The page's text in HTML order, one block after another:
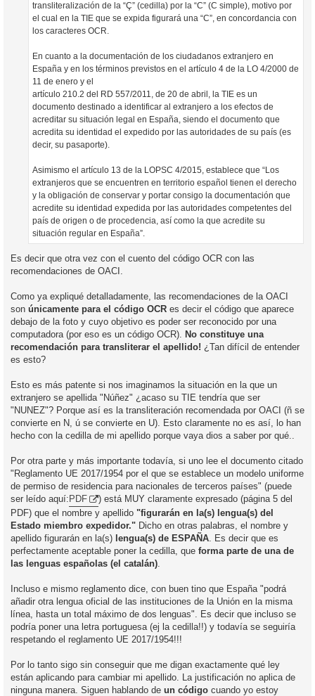
transliteralización de la “Ç” (cedilla) por la “C” (C simple), motivo por
el cual en la TIE que se expida figurará una “C”, en concordancia con
los caracteres OCR.
En cuanto a la documentación de los ciudadanos extranjero en
España y en los términos previstos en el artículo 4 de la LO 4/2000 de
11 de enero y el
artículo 210.2 del RD 557/2011, de 20 de abril, la TIE es un
documento destinado a identificar al extranjero a los efectos de
acreditar su situación legal en España, siendo el documento que
acredita su identidad el expedido por las autoridades de su país (es
decir, su pasaporte).
Asimismo el artículo 13 de la LOPSC 4/2015, establece que “Los
extranjeros que se encuentren en territorio español tienen el derecho
y la obligación de conservar y portar consigo la documentación que
acredite su identidad expedida por las autoridades competentes del
país de origen o de procedencia, así como la que acredite su
situación regular en España”.
Es decir que otra vez con el cuento del código OCR con las
recomendaciones de OACI.
Como ya expliqué detalladamente, las recomendaciones de la OACI
son únicamente para el código OCR es decir el código que aparece
debajo de la foto y cuyo objetivo es poder ser reconocido por una
computadora (por eso es un código OCR). No constituye una
recomendación para transliterar el apellido! ¿Tan difícil de entender
es esto?
Esto es más patente si nos imaginamos la situación en la que un
extranjero se apellida "Núñez" ¿acaso su TIE tendría que ser
"NUNEZ"? Porque así es la transliteración recomendada por OACI (ñ se
convierte en N, ú se convierte en U). Esto claramente no es así, lo han
hecho con la cedilla de mi apellido porque vaya dios a saber por qué..
Por otra parte y más importante todavía, si uno lee el documento citado
"Reglamento UE 2017/1954 por el que se establece un modelo uniforme
de permiso de residencia para nacionales de terceros países" (puede
ser leído aquí: PDF
) está MUY claramente expresado (página 5 del
PDF) que el nombre y apellido "figurarán en la(s) lengua(s) del
Estado miembro expedidor." Dicho en otras palabras, el nombre y
apellido figurarán en la(s) lengua(s) de ESPAÑA . Es decir que es
perfectamente aceptable poner la cedilla, que forma parte de una de
las lenguas españolas (el catalán)
Incluso e mismo reglamento dice, con buen tino que España "podrá
añadir otra lengua oficial de las instituciones de la Unión en la misma
línea, hasta un total máximo de dos lenguas". Es decir que incluso se
podría poner una letra portuguesa (ej la cedilla!!) y todavía se seguiría
respetando el reglamento UE 2017/1954!!!
Por lo tanto sigo sin conseguir que me digan exactamente qué ley
están aplicando para cambiar mi apellido. La justificación no aplica de
ninguna manera. Siguen hablando de un código cuando yo estoy